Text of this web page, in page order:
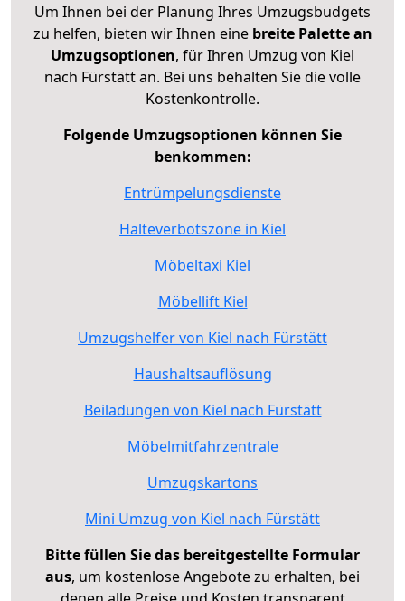
Um Ihnen bei der Planung Ihres Umzugsbudgets
zu helfen, bieten wir Ihnen eine breite Palette an
Umzugsoptionen, für Ihren Umzug von Kiel
nach Fürstätt an. Bei uns behalten Sie die volle
Kostenkontrolle.
Folgende Umzugsoptionen können Sie
benkommen:
Entrümpelungsdienste
Halteverbotszone in Kiel
Möbeltaxi Kiel
Möbellift Kiel
Umzugshelfer von Kiel nach Fürstätt
Haushaltsauflösung
Beiladungen von Kiel nach Fürstätt
Möbelmitfahrzentrale
Umzugskartons
Mini Umzug von Kiel nach Fürstätt
Bitte füllen Sie das bereitgestellte Formular
aus, um kostenlose Angebote zu erhalten, bei